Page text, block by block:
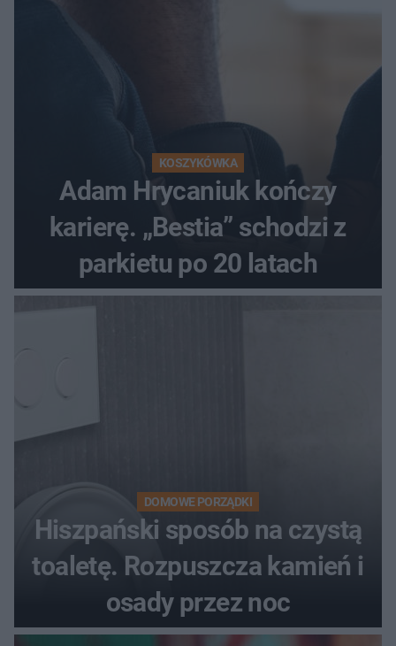
KOSZYKÓWKA
Adam Hrycaniuk kończy
karierę. „Bestia” schodzi z
parkietu po 20 latach
DOMOWE PORZĄDKI
Hiszpański sposób na czystą
toaletę. Rozpuszcza kamień i
osady przez noc